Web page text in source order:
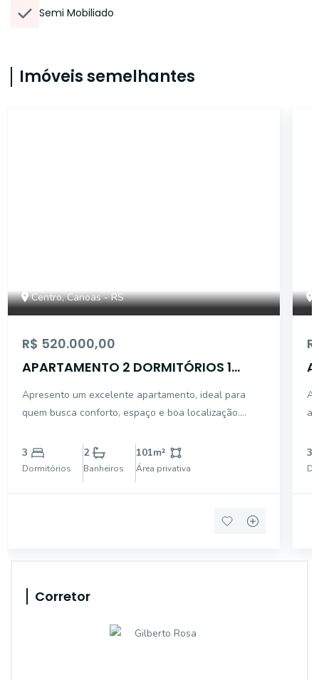
Semi Mobiliado
Imóveis semelhantes
Centro, Canoas - RS
R$ 520.000,00
APARTAMENTO 2 DORMITÓRIOS 1
Apresento um excelente apartamento, ideal para
quem busca conforto, espaço e boa localização.
aproveitamento de luz natural. Sala ampla, perfeita
para momentos de lazer, convívio e descanso. 2
banheiros funcion
3
Dormitórios
2
Banheiros
101m²
Área privativa
coberta.
3
Corretor